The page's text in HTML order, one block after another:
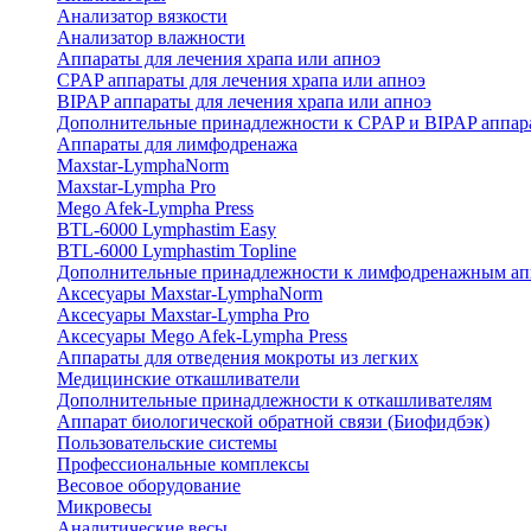
Анализатор вязкости
Анализатор влажности
Аппараты для лечения храпа или апноэ
CPAP аппараты для лечения храпа или апноэ
BIPAP аппараты для лечения храпа или апноэ
Дополнительные принадлежности к CPAP и BIPAP
Аппараты для лимфодренажа
Maxstar-LymphaNorm
Maxstar-Lympha Pro
Mego Afek-Lympha Press
BTL-6000 Lymphastim Easy
BTL-6000 Lymphastim Topline
Дополнительные принадлежности к лимфодренажным
Аксесуары Maxstar-LymphaNorm
Аксесуары Maxstar-Lympha Pro
Аксесуары Mego Afek-Lympha Press
Аппараты для отведения мокроты из легких
Медицинские откашливатели
Дополнительные принадлежности к откашливателям
Аппарат биологической обратной связи (Биофидбэк)
Пользовательские системы
Профессиональные комплексы
Весовое оборудование
Микровесы